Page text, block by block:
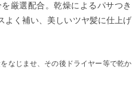
厳選配合。乾燥によるパサつき
よく補い、美しいツヤ髪に仕上げ
なじませ、その後ドライヤー等で乾か